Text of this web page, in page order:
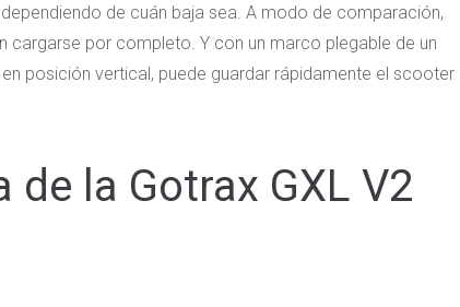
de cuán baja sea. A modo de comparación,
por completo. Y con un marco plegable de un
posición vertical, puede guardar rápidamente el scooter
la Gotrax GXL V2